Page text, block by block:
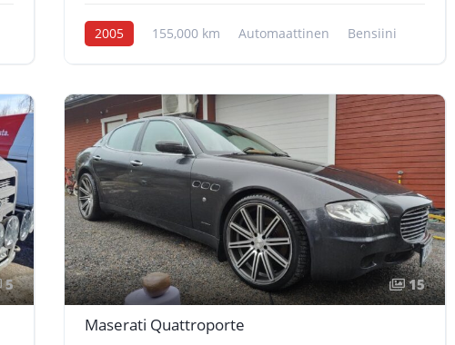
2005 155,000 km Automaattinen Bensiini
5 15
Maserati Quattroporte